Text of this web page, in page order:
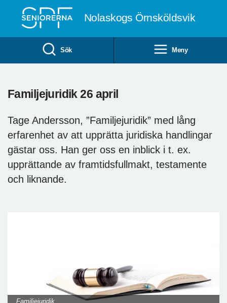
Nolaskogs Örnsköldsvik
Sök Meny
Familjejuridik 26 april
Tage Andersson, ”Familjejuridik” med lång
erfarenhet av att upprätta juridiska handlingar
gästar oss. Han ger oss en inblick i t. ex.
upprättande av framtidsfullmakt, testamente
och liknande.
Familjejuridik